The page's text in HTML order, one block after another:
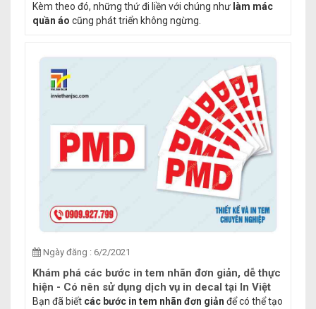
Kèm theo đó, những thứ đi liền với chúng như làm mác
quần áo cũng phát triển không ngừng.
Ngày đăng : 6/2/2021
Khám phá các bước in tem nhãn đơn giản, dễ thực
hiện - Có nên sử dụng dịch vụ in decal tại In Việt
Hàn không?
Bạn đã biết các bước in tem nhãn đơn giản để có thể tạo